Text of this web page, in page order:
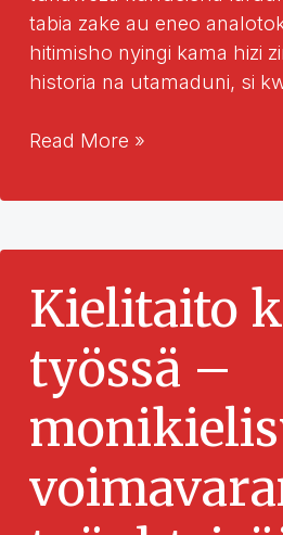
tabia zake au eneo
hitimisho nyingi kama hizi
historia na utamaduni, si
Kuhusu
wa
na
Uainishaji
wa
Lugha
Read More »
Kielitaito
työssä –